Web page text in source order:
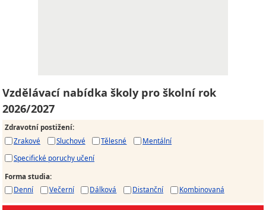
Vzdělávací nabídka školy pro školní rok
2026/2027
Zdravotní postižení:
Zrakové
Sluchové Tělesné
Mentální
Specifické poruchy učení
Forma studia:
Denní
Večerní Dálková Distanční Kombinovaná